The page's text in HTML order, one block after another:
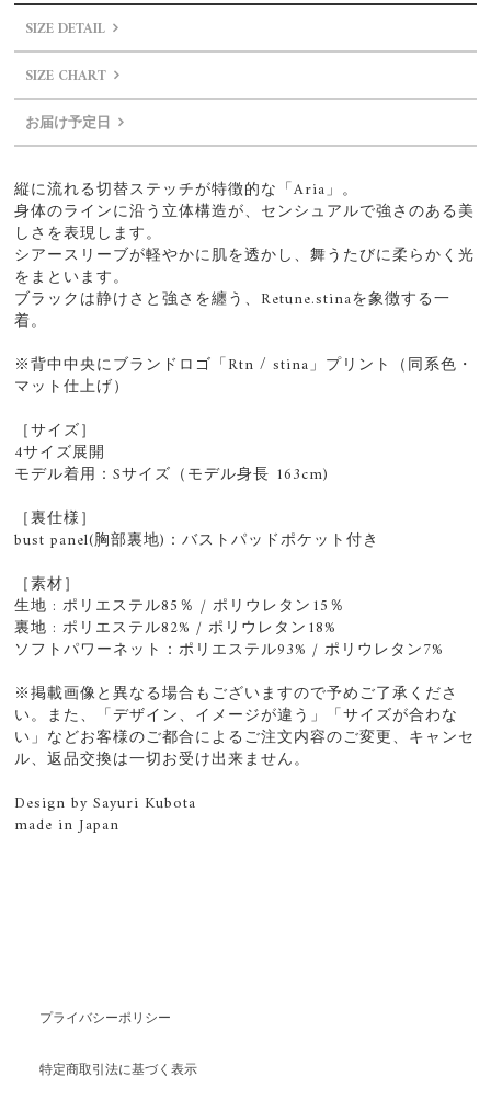
SIZE DETAIL
SIZE CHART
お届け予定日
縦に流れる切替ステッチが特徴的な「Aria」。
身体のラインに沿う立体構造が、センシュアルで強さのある美
しさを表現します。
シアースリーブが軽やかに肌を透かし、舞うたびに柔らかく光
をまといます。
ブラックは静けさと強さを纏う、Retune.stinaを象徴する一
着。
※背中中央にブランドロゴ「Rtn / stina」プリント（同系色・
マット仕上げ）
［サイズ］
4サイズ展開
モデル着用：Sサイズ（モデル身長 163cm)
［裏仕様］
bust panel(胸部裏地)：バストパッドポケット付き
［素材］
生地 : ポリエステル85％ / ポリウレタン15％
裏地 : ポリエステル82% / ポリウレタン18%
ソフトパワーネット：ポリエステル93% / ポリウレタン7%
※掲載画像と異なる場合もございますので予めご了承くださ
い。また、「デザイン、イメージが違う」「サイズが合わな
い」などお客様のご都合によるご注文内容のご変更、キャンセ
ル、返品交換は一切お受け出来ません。
Design by Sayuri Kubota
made in Japan
プライバシーポリシー
特定商取引法に基づく表示